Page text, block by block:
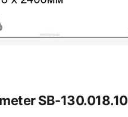
SB-130.018.10